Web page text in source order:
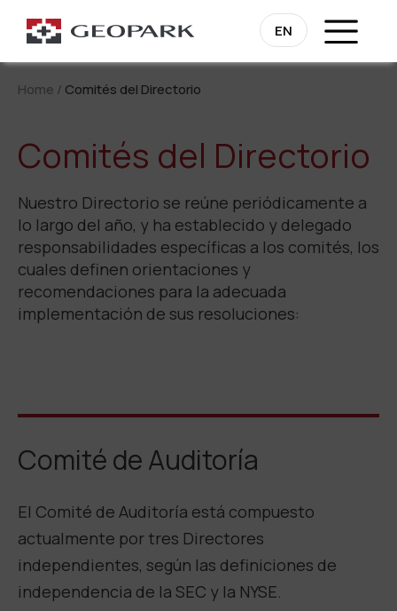
EN
Home / Comités del Directorio
Comités del Directorio
Nuestro Directorio se reúne periódicamente a
lo largo del año, y ha establecido y delegado
responsabilidades específicas a los comités, los
cuales definen orientaciones y
recomendaciones para la adecuada
implementación de sus resoluciones:
Comité de Auditoría
El Comité de Auditoría está compuesto
actualmente por tres Directores
independientes, según las definiciones de
independencia de la SEC y la NYSE.